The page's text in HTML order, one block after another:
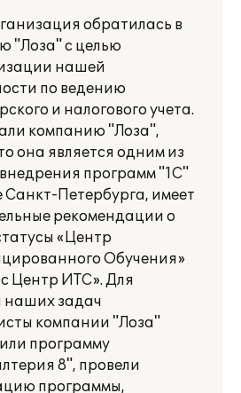
обратилась в
"Лоза" с целью
нашей
по ведению
и налогового учета.
компанию "Лоза",
она является одним из
программ "1С"
Санкт-Петербурга, имеет
рекомендации о
«Центр
Обучения»
Центр ИТС». Для
задач
компании "Лоза"
программу
8", провели
программы,